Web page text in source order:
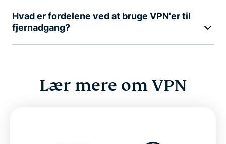
Hvad er fordelene ved at bruge VPN'er til
fjernadgang?
Lær mere om VPN